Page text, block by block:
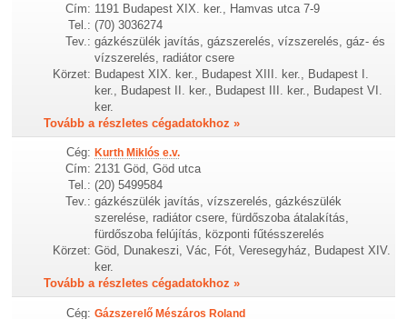
Cím: 1191 Budapest XIX. ker., Hamvas utca 7-9
Tel.: (70) 3036274
Tev.: gázkészülék javítás, gázszerelés, vízszerelés, gáz- és
vízszerelés, radiátor csere
Körzet: Budapest XIX. ker., Budapest XIII. ker., Budapest I.
ker., Budapest II. ker., Budapest III. ker., Budapest VI.
ker.
Tovább a részletes cégadatokhoz »
Cég: Kurth Miklós e.v.
Cím: 2131 Göd, Göd utca
Tel.: (20) 5499584
Tev.: gázkészülék javítás, vízszerelés, gázkészülék
szerelése, radiátor csere, fürdőszoba átalakítás,
fürdőszoba felújítás, központi fűtésszerelés
Körzet: Göd, Dunakeszi, Vác, Fót, Veresegyház, Budapest XIV.
ker.
Tovább a részletes cégadatokhoz »
Cég: Gázszerelő Mészáros Roland